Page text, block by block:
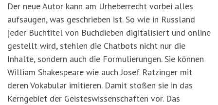
Der neue Autor kann am Urheberrecht vorbei alles
aufsaugen, was geschrieben ist. So wie in Russland
jeder Buchtitel von Buchdieben digitalisiert und online
gestellt wird, stehlen die Chatbots nicht nur die
Inhalte, sondern auch die Formulierungen. Sie können
William Shakespeare wie auch Josef Ratzinger mit
deren Vokabular imitieren. Damit stoßen sie in das
Kerngebiet der Geisteswissenschaften vor. Das